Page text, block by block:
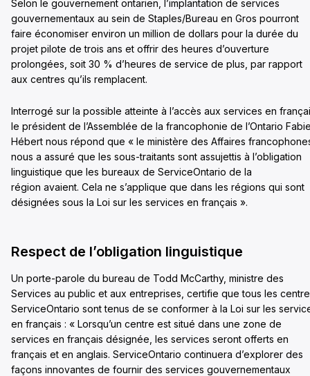
Selon le gouvernement ontarien, l’implantation de services
gouvernementaux au sein de Staples/Bureau en Gros pourront
faire économiser environ un million de dollars pour la durée du
projet pilote de trois ans et offrir des heures d’ouverture
prolongées, soit 30 % d’heures de service de plus, par rapport
aux centres qu’ils remplacent.
Interrogé sur la possible atteinte à l’accès aux services en
le président de l’Assemblée de la francophonie de l’Ontario
Hébert nous répond que « le ministère des Affaires
nous a assuré que les sous-traitants sont assujettis à l’obligation
linguistique que les bureaux de ServiceOntario de la
région avaient. Cela ne s’applique que dans les régions qui sont
désignées sous la Loi sur les services en français ».
Respect de l’obligation linguistique
Un porte-parole du bureau de Todd McCarthy, ministre des
Services au public et aux entreprises, certifie que tous les
ServiceOntario sont tenus de se conformer à la Loi sur les
en français : « Lorsqu’un centre est situé dans une zone de
services en français désignée, les services seront offerts en
français et en anglais. ServiceOntario continuera d’explorer des
façons innovantes de fournir des services gouvernementaux